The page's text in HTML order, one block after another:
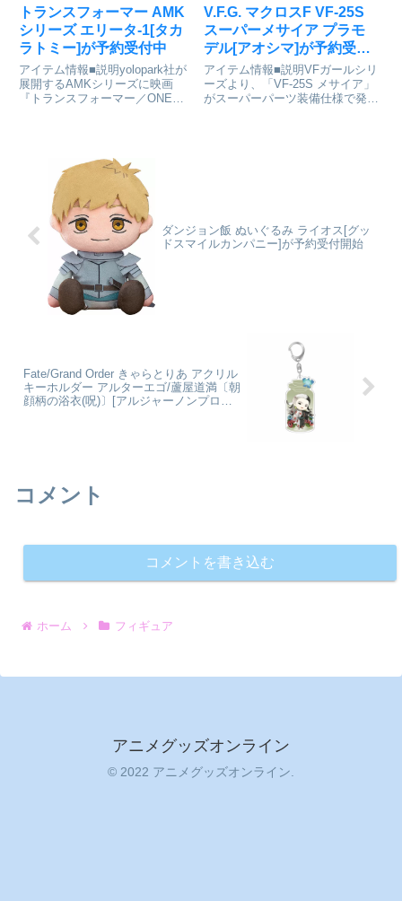
トランスフォーマー AMK
シリーズ エリータ-1[タカ
ラトミー]が予約受付中
アイテム情報■説明yolopark社が
展開するAMKシリーズに映画
『トランスフォーマー／ONE』
ていくだけで自由なポーズがとれ
て、映画のシーンも再現で...
V.F.G. マクロスF VF-25S
スーパーメサイア プラモ
デル[アオシマ]が予約受付
中
アイテム情報■説明VFガールシリ
ーズより、「VF-25S メサイア」
がスーパーパーツ装備仕様で発売
ダンジョン飯 ぬいぐるみ ライオス[グッ
ドスマイルカンパニー]が予約受付開始
Fate/Grand Order きゃらとりあ アクリル
キーホルダー アルターエゴ/蘆屋道満〔朝
顔柄の浴衣(呪)〕[アルジャーノンプロダ
コメント
コメントを書き込む
ホーム フィギュア
アニメグッズオンライン
© 2022 アニメグッズオンライン.